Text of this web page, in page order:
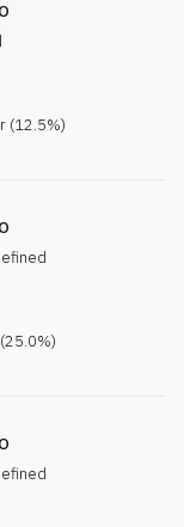
(12.5%)